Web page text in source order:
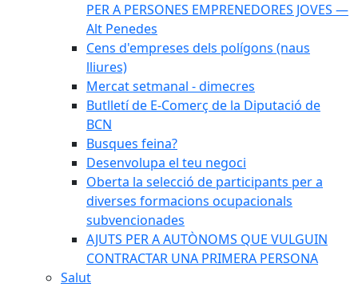
PER A PERSONES EMPRENEDORES JOVES —
Alt Penedes
Cens d'empreses dels polígons (naus
lliures)
Mercat setmanal - dimecres
Butlletí de E-Comerç de la Diputació de
BCN
Busques feina?
Desenvolupa el teu negoci
Oberta la selecció de participants per a
diverses formacions ocupacionals
subvencionades
AJUTS PER A AUTÒNOMS QUE VULGUIN
CONTRACTAR UNA PRIMERA PERSONA
Salut